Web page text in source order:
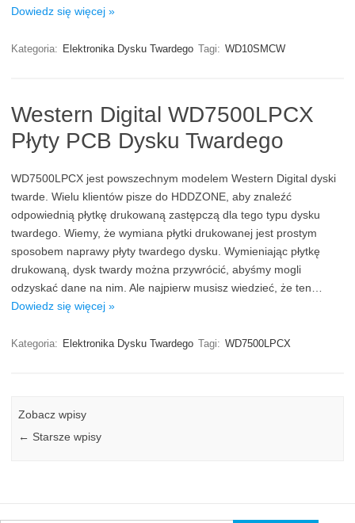
Dowiedz się więcej »
Kategoria: Elektronika Dysku Twardego Tagi: WD10SMCW
Western Digital WD7500LPCX
Płyty PCB Dysku Twardego
WD7500LPCX jest powszechnym modelem Western Digital dyski
twarde. Wielu klientów pisze do HDDZONE, aby znaleźć
odpowiednią płytkę drukowaną zastępczą dla tego typu dysku
twardego. Wiemy, że wymiana płytki drukowanej jest prostym
sposobem naprawy płyty twardego dysku. Wymieniając płytkę
drukowaną, dysk twardy można przywrócić, abyśmy mogli
odzyskać dane na nim. Ale najpierw musisz wiedzieć, że ten…
Dowiedz się więcej »
Kategoria: Elektronika Dysku Twardego Tagi: WD7500LPCX
Zobacz wpisy
← Starsze wpisy